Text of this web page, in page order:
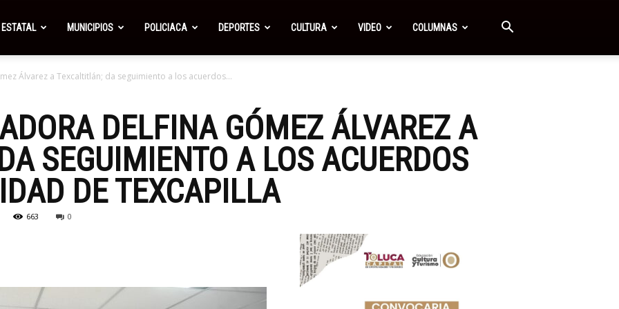
ESTATAL MUNICIPIOS POLICIACA DEPORTES CULTURA VIDEO COLUMNAS
Álvarez a Texcaltitlán; da seguimiento a los acuerdos...
DELFINA GÓMEZ ÁLVAREZ A
SEGUIMIENTO A LOS ACUERDOS
DE TEXCAPILLA
663 0